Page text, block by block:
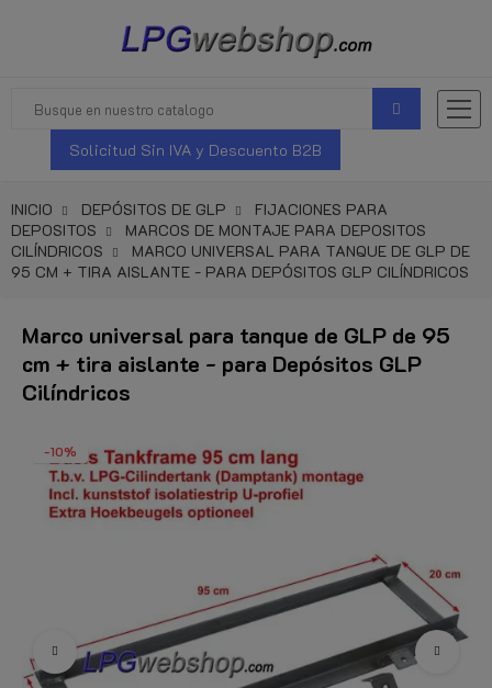
Solicitud Sin IVA y Descuento B2B
INICIO DEPÓSITOS DE GLP
FIJACIONES PARA
DEPOSITOS
MARCOS DE MONTAJE PARA DEPOSITOS
CILÍNDRICOS
MARCO UNIVERSAL PARA TANQUE DE GLP DE
95 CM + TIRA AISLANTE - PARA DEPÓSITOS GLP CILÍNDRICOS
Marco universal para tanque de GLP de 95
cm + tira aislante - para Depósitos GLP
Cilíndricos
-10%